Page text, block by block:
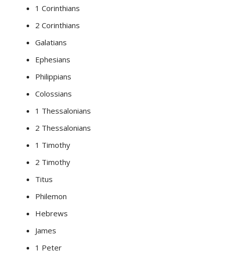
1 Corinthians
2 Corinthians
Galatians
Ephesians
Philippians
Colossians
1 Thessalonians
2 Thessalonians
1 Timothy
2 Timothy
Titus
Philemon
Hebrews
James
1 Peter